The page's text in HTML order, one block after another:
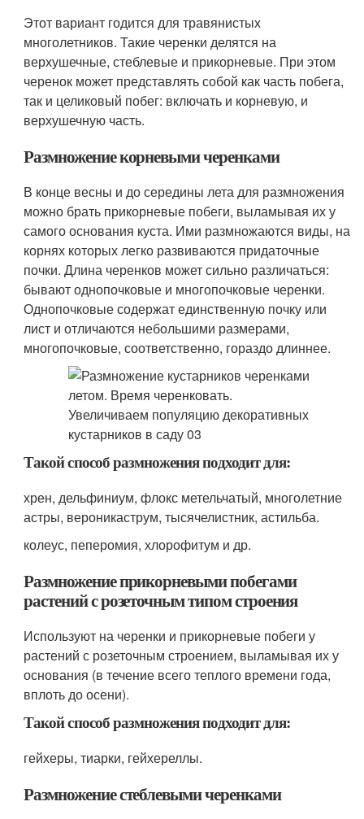
Этот вариант годится для травянистых
многолетников. Такие черенки делятся на
верхушечные, стеблевые и прикорневые. При этом
черенок может представлять собой как часть побега,
так и целиковый побег: включать и корневую, и
верхушечную часть.
Размножение корневыми черенками
В конце весны и до середины лета для размножения
можно брать прикорневые побеги, выламывая их у
самого основания куста. Ими размножаются виды, на
корнях которых легко развиваются придаточные
почки. Длина черенков может сильно различаться:
бывают однопочковые и многопочковые черенки.
Однопочковые содержат единственную почку или
лист и отличаются небольшими размерами,
многопочковые, соответственно, гораздо длиннее.
Такой способ размножения подходит для:
хрен, дельфиниум, флокс метельчатый, многолетние
астры, вероникаструм, тысячелистник, астильба.
колеус, пеперомия, хлорофитум и др.
Размножение прикорневыми побегами
растений с розеточным типом строения
Используют на черенки и прикорневые побеги у
растений с розеточным строением, выламывая их у
основания (в течение всего теплого времени года,
вплоть до осени).
Такой способ размножения подходит для:
гейхеры, тиарки, гейхереллы.
Размножение стеблевыми черенками